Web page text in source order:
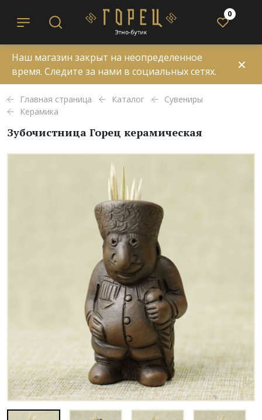
0
Наш магазин закрыт на неопределенное
время. Следите за нами в социальных сетях.
✕
Главная страница Каталог
Сувениры
Керамика
Зубочистница Горец керамическая